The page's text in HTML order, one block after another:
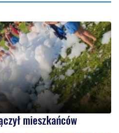
mieszkańców